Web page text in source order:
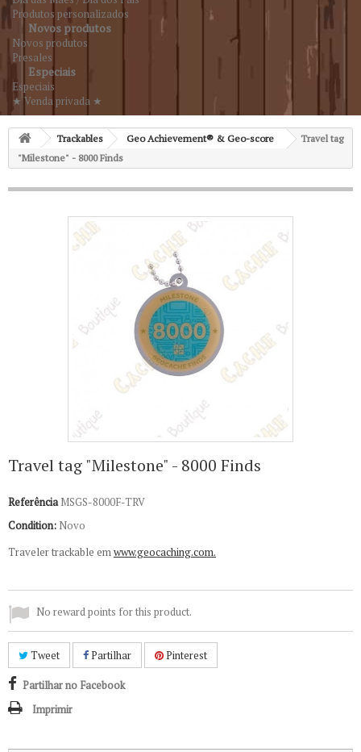
Produtos personalizados
Novos produtos
Novos produtos
Presales
Especiais
Especiais
★ Venda privada ★
Trackables Geo Achievement® & Geo-score
Travel tag
"Milestone" - 8000 Finds
Travel tag "Milestone" - 8000 Finds
Referência MSGS-8000F-TRV
Condition: Novo
Traveler trackable emwww.geocaching.com.
No reward points for this product.
Tweet Partilhar Pinterest
Partilhar no Facebook
Imprimir